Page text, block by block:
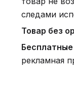
следами
Товар без
рекламная